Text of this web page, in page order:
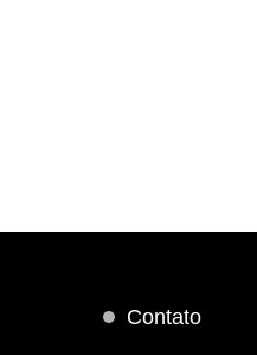
Contato